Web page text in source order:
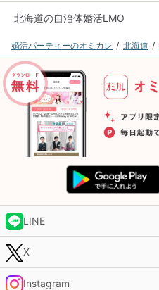
北海道の自治体婚活LMO
婚活パーティーのオミカレ 北海道
LINE
X
Instagram